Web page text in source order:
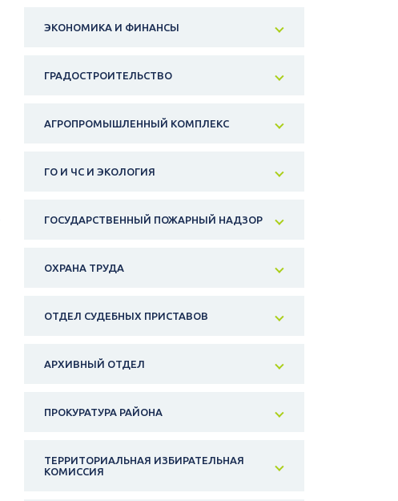
ЭКОНОМИКА И ФИНАНСЫ
ГРАДОСТРОИТЕЛЬСТВО
АГРОПРОМЫШЛЕННЫЙ КОМПЛЕКС
ГО И ЧС И ЭКОЛОГИЯ
ГОСУДАРСТВЕННЫЙ ПОЖАРНЫЙ НАДЗОР
ОХРАНА ТРУДА
ОТДЕЛ СУДЕБНЫХ ПРИСТАВОВ
АРХИВНЫЙ ОТДЕЛ
ПРОКУРАТУРА РАЙОНА
ТЕРРИТОРИАЛЬНАЯ ИЗБИРАТЕЛЬНАЯ
КОМИССИЯ